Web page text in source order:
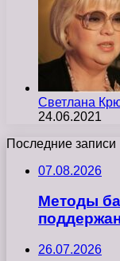
Светлана
24.06.2021
Последние записи
07.08.2026
Методы
26.07.2026